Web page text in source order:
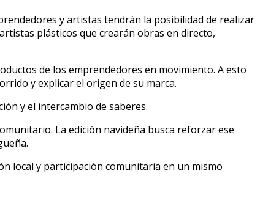
y artistas tendrán la posibilidad de realizar
plásticos que crearán obras en directo,
de los emprendedores en movimiento. A esto
y explicar el origen de su marca.
y el intercambio de saberes.
La edición navideña busca reforzar ese
local y participación comunitaria en un mismo